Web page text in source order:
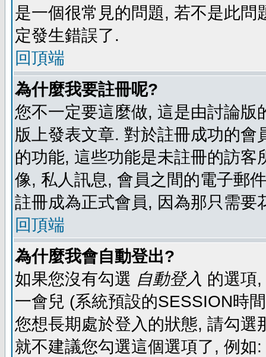
是一個很常見的問題, 若不是此
定發生錯誤了.
回頂端
為什麼我要註冊呢?
您不一定要這麼做, 這是由討論
版上發表文章. 對於註冊成功的
的功能, 這些功能是未註冊的訪
像, 私人訊息, 會員之間的電子郵
註冊成為正式會員, 因為那只需要
回頂端
為什麼我會自動登出?
如果您沒有勾選 自動登入 的選項
一會兒 (系統預設的SESSION時
您想長期處於登入的狀態, 請勾
就不建議您勾選這個選項了, 例